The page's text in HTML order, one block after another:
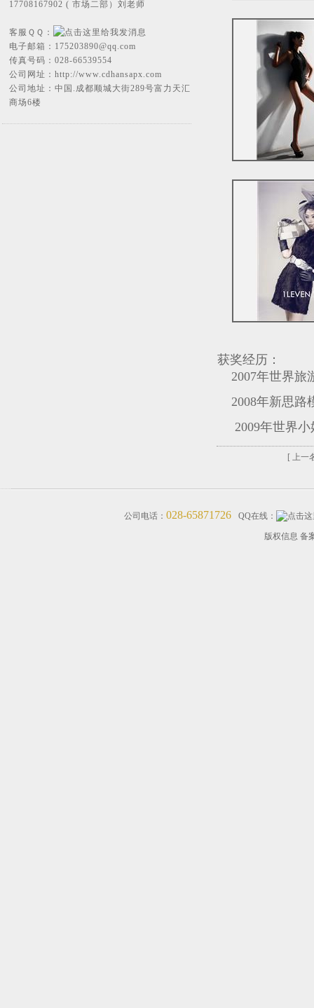
17708167902 ( 市场二部）刘老师
客服ＱＱ：
电子邮箱： 175203890@qq.com
传真号码：028-66539554
公司网址： http://www.cdhansapx.com
公司地址：中国.成都顺城大街289号富力天汇
商场6楼
获奖经历：
2007年世界旅
2008年新思路
2009年世界小
[ 上一
公司电话： 028-65871726 QQ在线：
版权信息 备